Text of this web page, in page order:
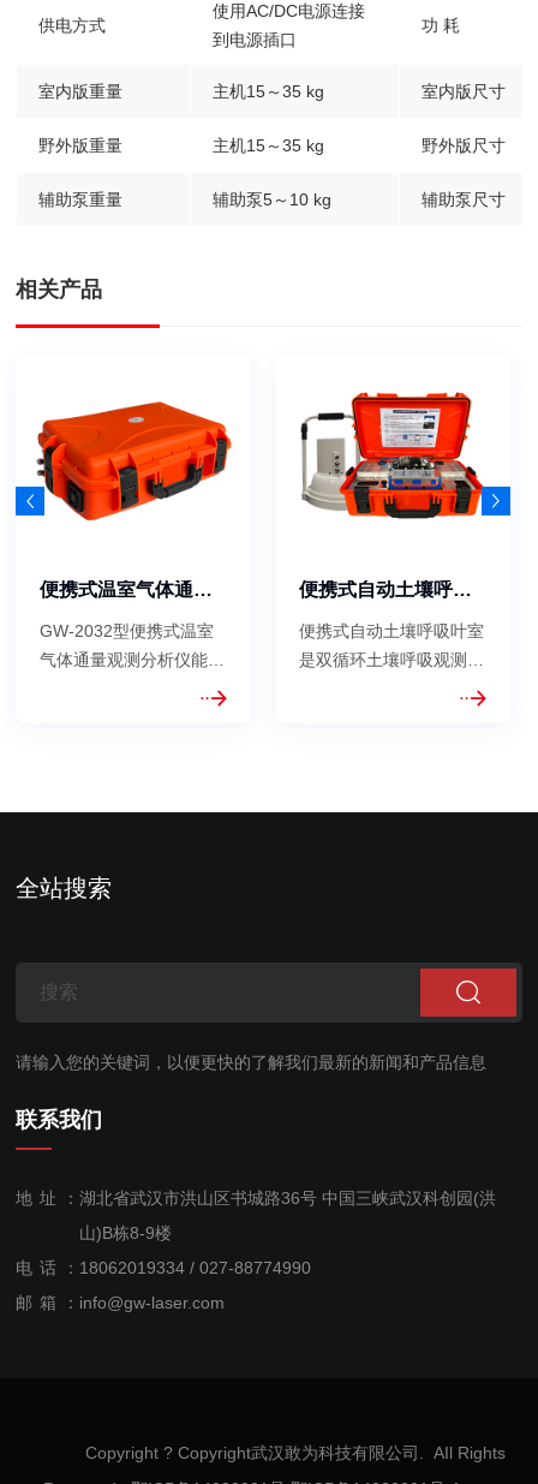
供电方式
使用AC/DC电源连接
到电源插口
功 耗
室内版重量 主机15～35 kg 室内版尺寸
野外版重量 主机15～35 kg 野外版尺寸
辅助泵重量 辅助泵5～10 kg 辅助泵尺寸
相关产品
便携式温室气体通量观测分析仪
GW-2032型便携式温室
气体通量观测分析仪能够
处理等功能。支持测量...
便携式自动土壤呼吸叶室
便携式自动土壤呼吸叶室
是双循环土壤呼吸观测系
统的重要组成部分，采用
全站搜索
请输入您的关键词，以便更快的了解我们最新的新闻和产品信息
联系我们
地址： 湖北省武汉市洪山区书城路36号 中国三峡武汉科创园(洪
山)B栋8-9楼
电话： 18062019334 / 027-88774990
售后服
邮箱： info@gw-laser.com
Copyright ? Copyright武汉敢为科技有限公司. AIl Rights